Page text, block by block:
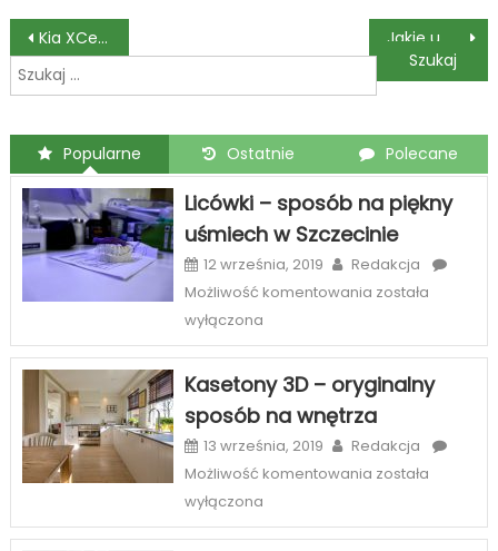
Nawigacja
wpisu
Kia XCeed – innowacyjna technologia zapewniające bezpieczeństwo
Szukaj:
Popularne Ostatnie Polecane
Licówki – sposób na piękny
uśmiech w Szczecinie
12 września, 2019
Redakcja
Możliwość komentowania Licówki
sposób
piękny
uśmiech
w
Szczecinie
została
wyłączona
Kasetony 3D – oryginalny
sposób na wnętrza
13 września, 2019
Redakcja
Możliwość komentowania Kasetony
–
została
wyłączona